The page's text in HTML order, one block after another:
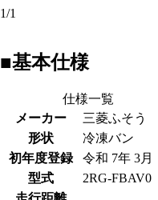
1/1
■基本仕様
仕様一覧
メーカー
三菱ふそう
形状
冷凍バン
初年度登録
令和 7年 3月
型式
2RG-FBAV0